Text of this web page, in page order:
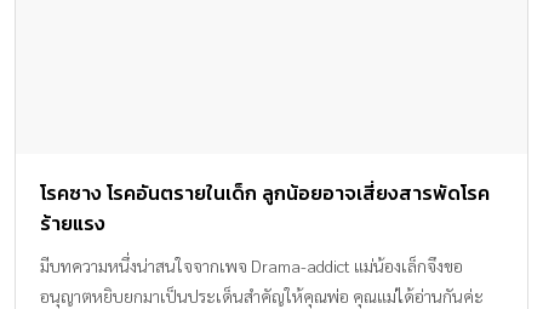
โรคซาง โรคอันตรายในเด็ก ลูกน้อยอาจเสี่ยงสารพัดโรค
ร้ายแรง
มีบทความหนึ่งน่าสนใจจากเพจ Drama-addict แม่น้องเล็กจึงขอ
อนุญาตหยิบยกมาเป็นประเด็นสำคัญให้คุณพ่อ คุณแม่ได้อ่านกันค่ะ